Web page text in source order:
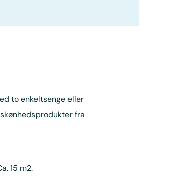
to enkeltsenge eller
fra
15 m2.